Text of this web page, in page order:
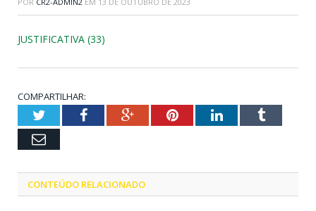
JUSTIFICATIVA (33)
COMPARTILHAR:
TwitterFacebookGoogle+PinterestLinkedInTumblr
Email
CONTEÚDO RELACIONADO